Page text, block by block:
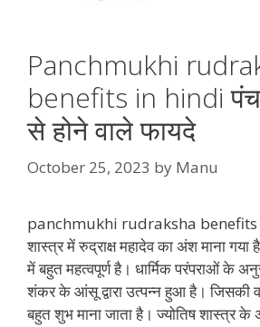
Panchmukhi
benefits in hindi
से होने वाले फायदे
October 25, 2023 by Manu
panchmukhi rudraksha benefits
शास्त्र में रुद्राक्ष महादेव का अंश माना
में बहुत महत्वपूर्ण है। धार्मिक परंपराओं के
शंकर के आंसू द्वारा उत्पन्न हुआ है। जिसकी
बहुत शुभ माना जाता है। ज्योतिष शास्त्र के